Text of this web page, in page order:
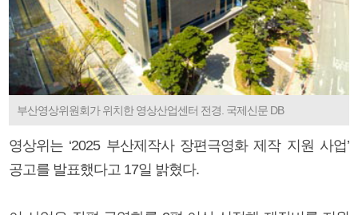
부산영상위원회가 위치한 영상산업센터 전경. 국제신문 DB
영상위는 ‘2025 부산제작사 장편극영화 제작 지원 사업’
공고를 발표했다고 17일 밝혔다.